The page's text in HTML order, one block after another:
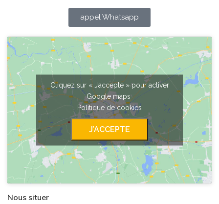
appel Whatsapp
Cliquez sur « J’accepte » pour activer
Google maps
Politique de cookies
J’ACCEPTE
Nous situer